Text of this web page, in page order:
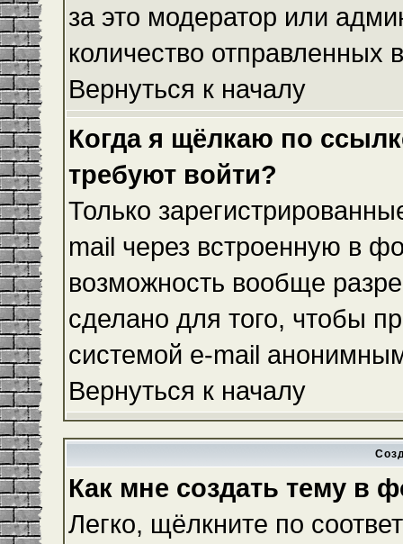
за это модератор или
количество
Вернуться к началу
Когда я щёлкаю по
требуют войти?
Только
mail через встроенную в
возможность вообще
сделано для того, чтобы
системой e-mail
Вернуться к началу
Как мне создать тему в
Легко, щёлкните по